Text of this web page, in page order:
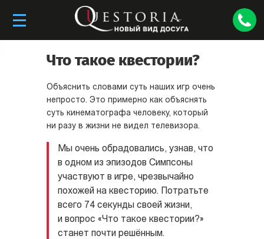
Что такое квестории?
Объяснить словами суть наших игр очень
непросто. Это примерно как объяснять
суть кинематографа человеку, который
ни разу в жизни не видел телевизора.
Мы очень обрадовались, узнав, что
в одном из эпизодов Симпсоны
участвуют в игре, чрезвычайно
похожей на квесторию. Потратьте
всего 74 секунды своей жизни,
и вопрос «Что такое квестории?»
станет почти решённым.